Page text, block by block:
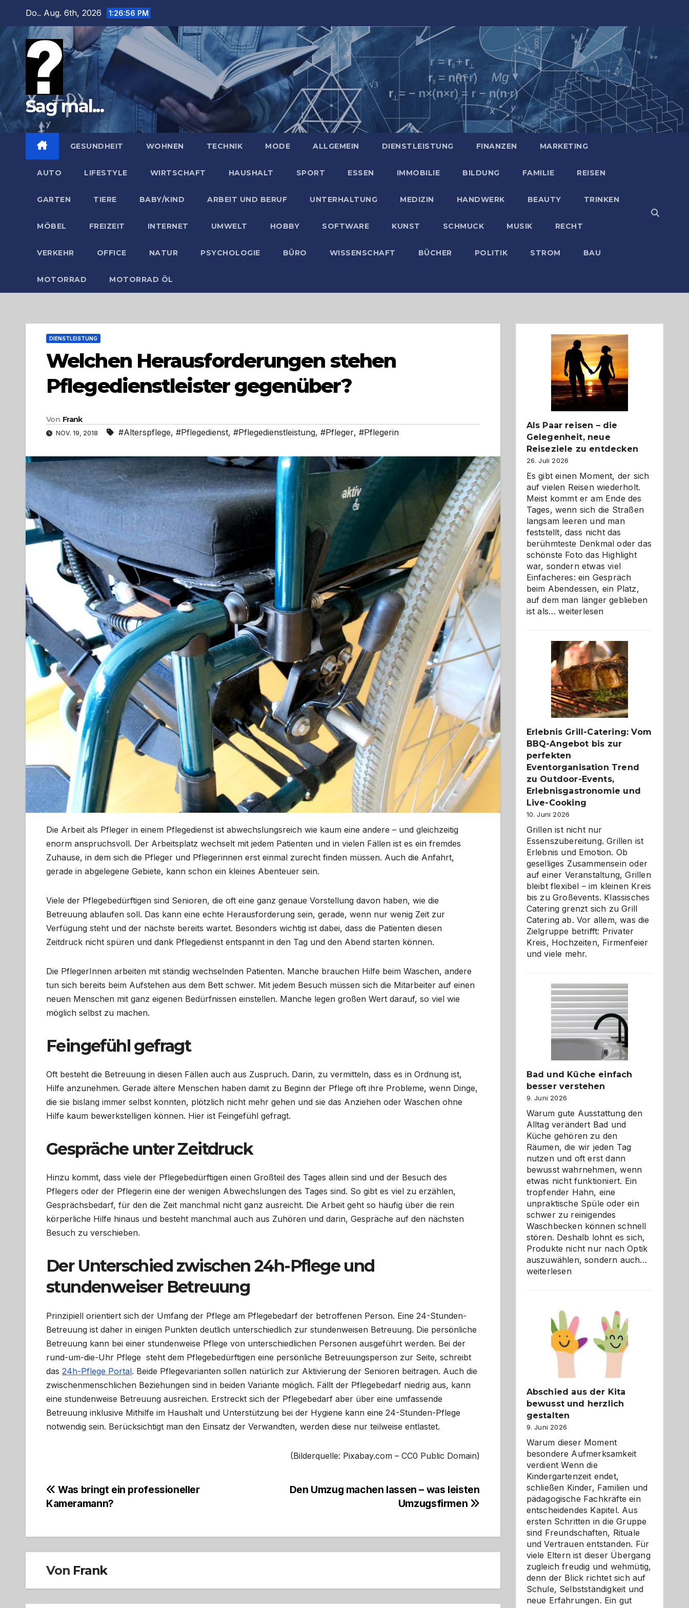
springen
Do.. Aug. 6th, 2026 1:26:57 PM
Sag mal...
GESUNDHEIT WOHNEN TECHNIK MODE ALLGEMEIN DIENSTLEISTUNG FINANZEN MARKETING
AUTO LIFESTYLE WIRTSCHAFT HAUSHALT SPORT ESSEN IMMOBILIE BILDUNG FAMILIE REISEN
GARTEN TIERE BABY/KIND ARBEIT UND BERUF UNTERHALTUNG MEDIZIN HANDWERK BEAUTY TRINKEN
MÖBEL FREIZEIT INTERNET UMWELT HOBBY SOFTWARE KUNST SCHMUCK MUSIK RECHT
VERKEHR OFFICE NATUR PSYCHOLOGIE BÜRO WISSENSCHAFT BÜCHER POLITIK STROM BAU
MOTORRAD MOTORRAD ÖL
DIENSTLEISTUNG
Welchen Herausforderungen stehen
Pflegedienstleister gegenüber?
Von Frank
NOV. 19, 2018 #Alterspflege, #Pflegedienst, #Pflegedienstleistung, #Pfleger, #Pflegerin
Die Arbeit als Pfleger in einem Pflegedienst ist abwechslungsreich wie kaum eine andere – und gleichzeitig
enorm anspruchsvoll. Der Arbeitsplatz wechselt mit jedem Patienten und in vielen Fällen ist es ein fremdes
Zuhause, in dem sich die Pfleger und Pflegerinnen erst einmal zurecht finden müssen. Auch die Anfahrt,
gerade in abgelegene Gebiete, kann schon ein kleines Abenteuer sein.
Viele der Pflegebedürftigen sind Senioren, die oft eine ganz genaue Vorstellung davon haben, wie die
Betreuung ablaufen soll. Das kann eine echte Herausforderung sein, gerade, wenn nur wenig Zeit zur
Verfügung steht und der nächste bereits wartet. Besonders wichtig ist dabei, dass die Patienten diesen
Zeitdruck nicht spüren und dank Pflegedienst entspannt in den Tag und den Abend starten können.
Die PflegerInnen arbeiten mit ständig wechselnden Patienten. Manche brauchen Hilfe beim Waschen, andere
tun sich bereits beim Aufstehen aus dem Bett schwer. Mit jedem Besuch müssen sich die Mitarbeiter auf einen
neuen Menschen mit ganz eigenen Bedürfnissen einstellen. Manche legen großen Wert darauf, so viel wie
möglich selbst zu machen.
Feingefühl gefragt
Oft besteht die Betreuung in diesen Fällen auch aus Zuspruch. Darin, zu vermitteln, dass es in Ordnung ist,
Hilfe anzunehmen. Gerade ältere Menschen haben damit zu Beginn der Pflege oft ihre Probleme, wenn Dinge,
die sie bislang immer selbst konnten, plötzlich nicht mehr gehen und sie das Anziehen oder Waschen ohne
Hilfe kaum bewerkstelligen können. Hier ist Feingefühl gefragt.
Gespräche unter Zeitdruck
Hinzu kommt, dass viele der Pflegebedürftigen einen Großteil des Tages allein sind und der Besuch des
Pflegers oder der Pflegerin eine der wenigen Abwechslungen des Tages sind. So gibt es viel zu erzählen,
Gesprächsbedarf, für den die Zeit manchmal nicht ganz ausreicht. Die Arbeit geht so häufig über die rein
körperliche Hilfe hinaus und besteht manchmal auch aus Zuhören und darin, Gespräche auf den nächsten
Besuch zu verschieben.
Der Unterschied zwischen 24h-Pflege und
stundenweiser Betreuung
Prinzipiell orientiert sich der Umfang der Pflege am Pflegebedarf der betroffenen Person. Eine 24-Stunden-
Betreuung ist daher in einigen Punkten deutlich unterschiedlich zur stundenweisen Betreuung. Die persönliche
Betreuung kann bei einer stundenweise Pflege von unterschiedlichen Personen ausgeführt werden. Bei der
rund-um-die-Uhr Pflege steht dem Pflegebedürftigen eine persönliche Betreuungsperson zur Seite, schreibt
das 24h-Pflege Portal. Beide Pflegevarianten sollen natürlich zur Aktivierung der Senioren beitragen. Auch die
zwischenmenschlichen Beziehungen sind in beiden Variante möglich. Fällt der Pflegebedarf niedrig aus, kann
eine stundenweise Betreuung ausreichen. Erstreckt sich der Pflegebedarf aber über eine umfassende
Betreuung inklusive Mithilfe im Haushalt und Unterstützung bei der Hygiene kann eine 24-Stunden-Pflege
notwendig sein. Berücksichtigt man den Einsatz der Verwandten, werden diese nur teilweise entlastet.
(Bilderquelle: Pixabay.com – CC0 Public Domain)
Beitragsnavigation
Den Umzug machen lassen – was leisten
Umzugsfirmen
Was bringt ein professioneller
Kameramann?
Von Frank
Als Paar reisen – die
Gelegenheit, neue
Reiseziele zu entdecken
26. Juli 2026
Es gibt einen Moment, der sich
auf vielen Reisen wiederholt.
Meist kommt er am Ende des
Tages, wenn sich die Straßen
langsam leeren und man
feststellt, dass nicht das
berühmteste Denkmal oder das
schönste Foto das Highlight
war, sondern etwas viel
Einfacheres: ein Gespräch
beim Abendessen, ein Platz,
auf dem man länger geblieben
ist als…Als
die
Gelegenheit,
neue
Reiseziele
zu
entdecken
weiterlesen
Erlebnis Grill-Catering: Vom
BBQ-Angebot bis zur
perfekten
Eventorganisation Trend
zu Outdoor-Events,
Erlebnisgastronomie und
Live-Cooking
10. Juni 2026
Grillen ist nicht nur
Essenszubereitung. Grillen ist
Erlebnis und Emotion. Ob
geselliges Zusammensein oder
auf einer Veranstaltung, Grillen
bleibt flexibel – im kleinen Kreis
bis zu Großevents. Klassisches
Catering grenzt sich zu Grill
Catering ab. Vor allem, was die
Zielgruppe betrifft: Privater
Kreis, Hochzeiten, Firmenfeier
und viele mehr.
Bad und Küche einfach
besser verstehen
9. Juni 2026
Warum gute Ausstattung den
Alltag verändert Bad und
Küche gehören zu den
Räumen, die wir jeden Tag
nutzen und oft erst dann
bewusst wahrnehmen, wenn
etwas nicht funktioniert. Ein
tropfender Hahn, eine
unpraktische Spüle oder ein
schwer zu reinigendes
Waschbecken können schnell
stören. Deshalb lohnt es sich,
Produkte nicht nur nach Optik
auszuwählen, sondern auch…
weiterlesen
Abschied aus der Kita
bewusst und herzlich
gestalten
9. Juni 2026
Warum dieser Moment
besondere Aufmerksamkeit
verdient Wenn die
Kindergartenzeit endet,
schließen Kinder, Familien und
pädagogische Fachkräfte ein
entscheidendes Kapitel. Aus
ersten Schritten in die Gruppe
sind Freundschaften, Rituale
und Vertrauen entstanden. Für
viele Eltern ist dieser Übergang
zugleich freudig und wehmütig,
denn der Blick richtet sich auf
Schule, Selbstständigkeit und
neue Erfahrungen. Ein gut